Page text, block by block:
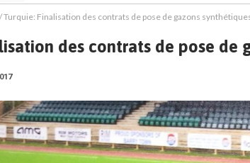
Turquie: Finalisation des contrats de pose de gazons
des contrats de pose de